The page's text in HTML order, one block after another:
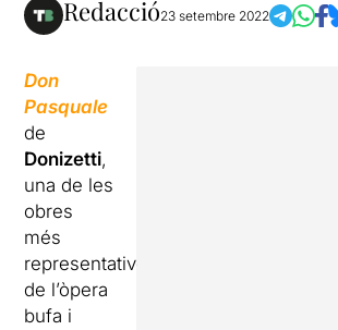
Redacció23 setembre 2022
Don
Pasquale
de
Donizetti,
una de les
obres
més
representatives
de l’òpera
bufa i